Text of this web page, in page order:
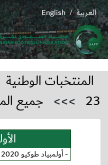
English / العربية
المنتخبات الوطنية
23
>>> جميع
-أولمبياد طوكيو 2020